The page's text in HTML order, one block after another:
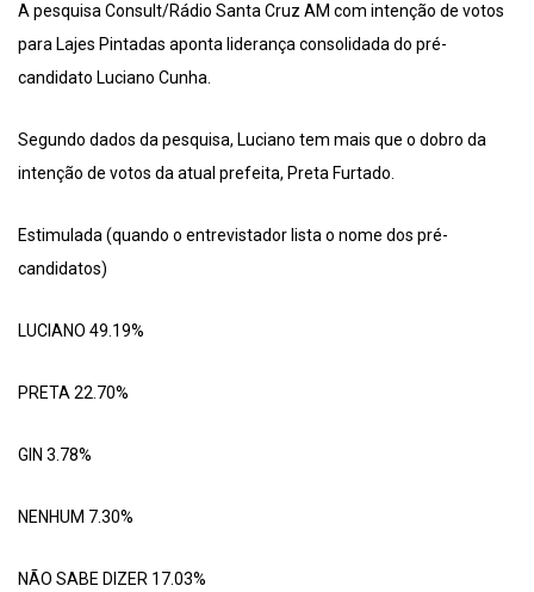
A pesquisa Consult/Rádio Santa Cruz AM com intenção de votos
para Lajes Pintadas aponta liderança consolidada do pré-
candidato Luciano Cunha.
Segundo dados da pesquisa, Luciano tem mais que o dobro da
intenção de votos da atual prefeita, Preta Furtado.
Estimulada (quando o entrevistador lista o nome dos pré-
candidatos)
LUCIANO 49.19%
PRETA 22.70%
GIN 3.78%
NENHUM 7.30%
NÃO SABE DIZER 17.03%